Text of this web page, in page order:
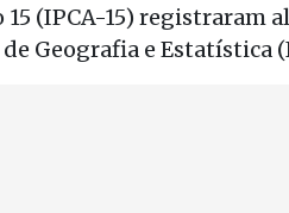
(IPCA-15) registraram
Geografia e Estatística